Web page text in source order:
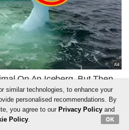
similar technologies, to enhance your
personalised recommendations. By
you agree to our Privacy Policyand
Policy. OK